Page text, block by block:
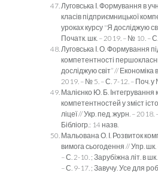
Луговська І. Формування в
класів підприємницької
уроках курсу "Я досліджую
Початк. шк. – 2019. – № 10. –
Луговська І. О. Формування
компетентності
досліджую світ” // Економіка
2019. – № 5. – С. 7-12. – Поч. у
Малієнко Ю. Б. Інтегрування
компетентностей у зміст
ліцеї // Укр. пед. журн. –
Бібліогр.: 14 назв.
Мальована О. І. Розвиток
вимога сьогодення // Упр.
– С. 2-10. ; Зарубіжна літ. в
– С. 9-17. ; Завучу. Усе для